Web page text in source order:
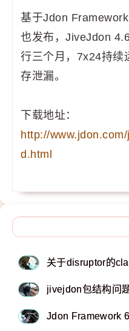
基于Jdon
也发布，JiveJdon
行三个月，7x24持续
存泄漏。
下载地址：
http://
d.html
关于disruptor的
jivejdon包结构问
Jdon Framework